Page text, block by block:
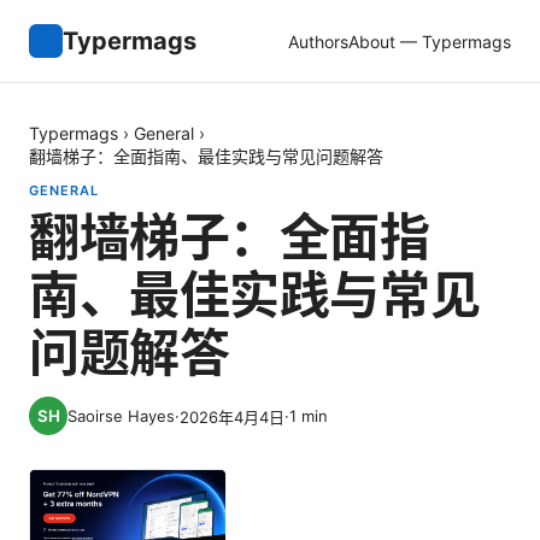
Typermags AuthorsAbout — Typermags
Typermags › General ›
翻墙梯子：全面指南、最佳实践与常见问题解答
GENERAL
翻墙梯子：全面指
南、最佳实践与常见
问题解答
Saoirse Hayes·2026年4月4日·1 min